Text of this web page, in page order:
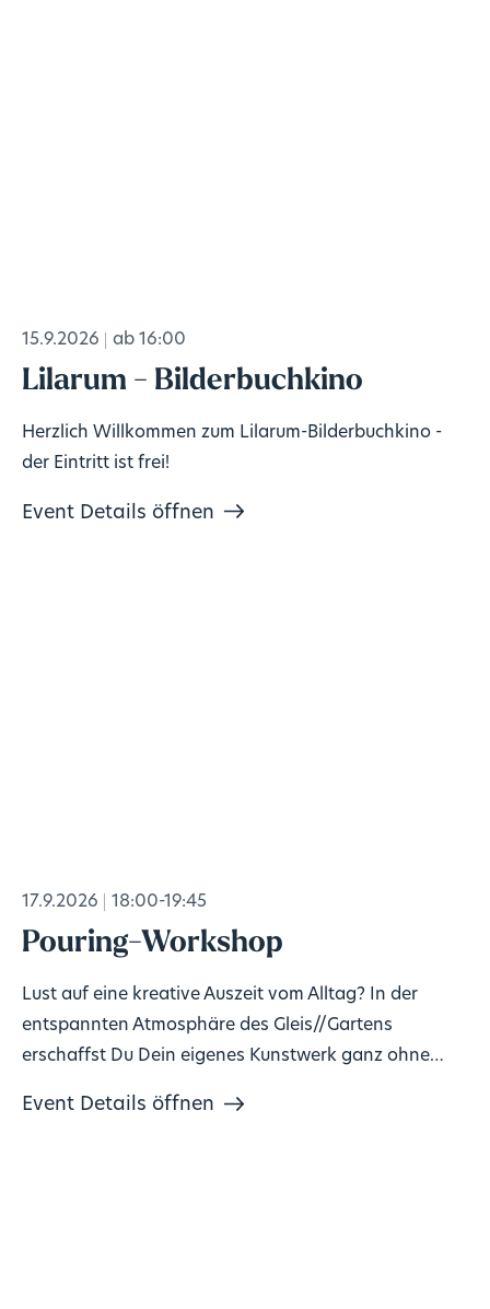
15.9.2026 ab 16:00
Lilarum - Bilderbuchkino
Herzlich Willkommen zum Lilarum-Bilderbuchkino -
der Eintritt ist frei!
Event Details öffnen
17.9.2026 18:00-19:45
Pouring-Workshop
Lust auf eine kreative Auszeit vom Alltag? In der
entspannten Atmosphäre des Gleis//Gartens
erschaffst Du Dein eigenes Kunstwerk ganz ohne
Event Details öffnen